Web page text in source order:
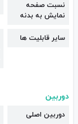
نسبت صفحه
نمایش به بدنه
سایر قابلیت ها
دوربین
دوربین اصلی